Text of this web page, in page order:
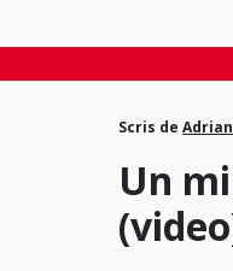
Scris de
Un